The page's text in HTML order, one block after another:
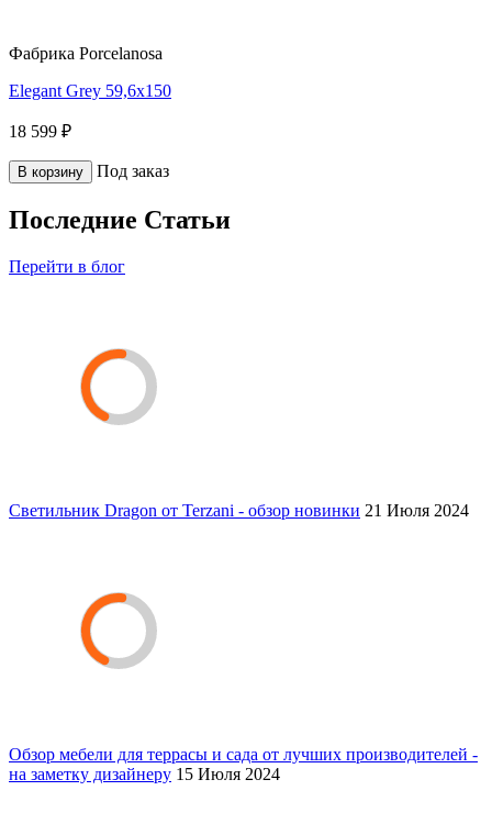
Фабрика Porcelanosa
Elegant Grey 59,6x150
18 599 ₽
В корзину Под заказ
Последние Статьи
Перейти в блог
Светильник Dragon от Terzani - обзор новинки 21 Июля 2024
Обзор мебели для террасы и сада от лучших производителей -
на заметку дизайнеру 15 Июля 2024